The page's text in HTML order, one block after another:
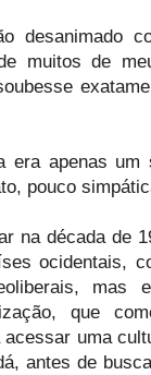
desanimado
muitos de
era apenas
pouco
na década de
ocidentais,
mas
que
uma
antes de